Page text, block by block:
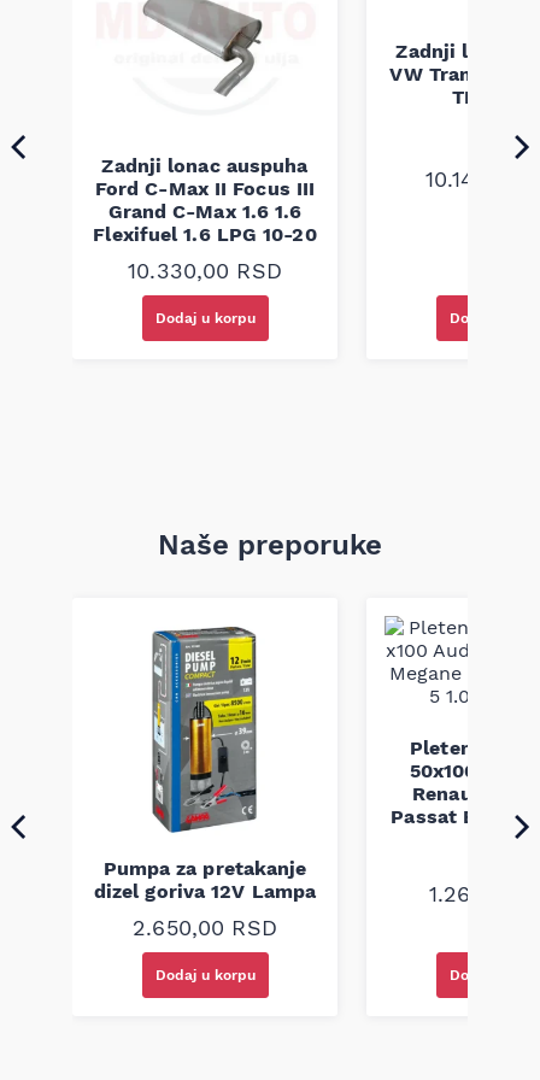
komponentom na vozilu kako biste izbegli grešku pri zameni.
Zadnji lonac auspuha
Ford C-Max II Focus III
Grand C-Max 1.6 1.6
Flexifuel 1.6 LPG 10-20
10.330,00 RSD
Dodaj u korpu
Zadnji lonac
VW
TDI 98-
10.140,00
Dodaj u
Naše preporuke
Pumpa za pretakanje
dizel goriva 12V Lampa
2.650,00 RSD
Dodaj u korpu
Pletenica
50x100 Audi
Renault
Passat B5
94-08
1.260,00
Dodaj u